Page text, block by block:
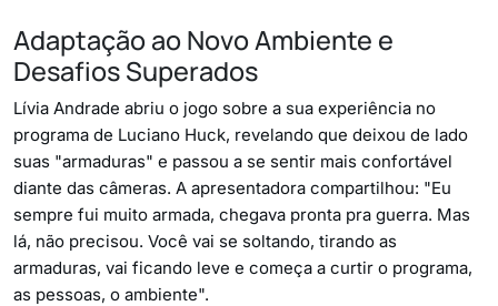
Adaptação ao Novo Ambiente e
Desafios Superados
Lívia Andrade abriu o jogo sobre a sua experiência no
programa de Luciano Huck, revelando que deixou de lado
suas "armaduras" e passou a se sentir mais confortável
diante das câmeras. A apresentadora compartilhou: "Eu
sempre fui muito armada, chegava pronta pra guerra. Mas
lá, não precisou. Você vai se soltando, tirando as
armaduras, vai ficando leve e começa a curtir o programa,
as pessoas, o ambiente".